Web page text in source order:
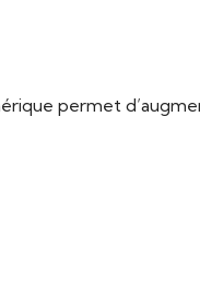
permet